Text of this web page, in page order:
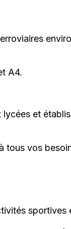
A4.
et
tous vos
sportives